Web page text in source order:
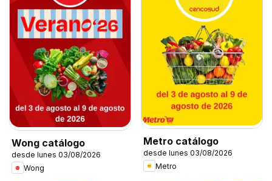
Wong catálogo
desde lunes 03/08/2026
Wong
Metro catálogo
desde lunes 03/08/2026
Metro